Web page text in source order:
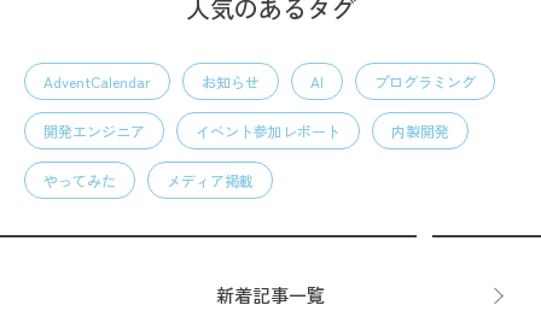
人気のあるタグ
AdventCalendar お知らせ AI プログラミング
開発エンジニア イベント参加レポート 内製開発
やってみた メディア掲載
新着記事一覧